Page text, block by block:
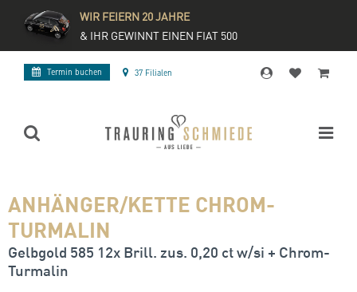
WIR FEIERN 20 JAHRE
& IHR GEWINNT EINEN FIAT 500
Termin buchen 37 Filialen
ANHÄNGER/KETTE CHROM-
TURMALIN
Gelbgold 585 12x Brill. zus. 0,20 ct w/si + Chrom-
Turmalin